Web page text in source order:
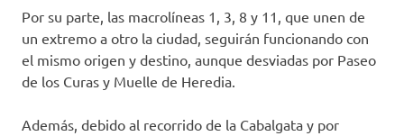
Por su parte, las macrolíneas 1, 3, 8 y 11, que unen de
un extremo a otro la ciudad, seguirán funcionando con
el mismo origen y destino, aunque desviadas por Paseo
de los Curas y Muelle de Heredia.
Además, debido al recorrido de la Cabalgata y por